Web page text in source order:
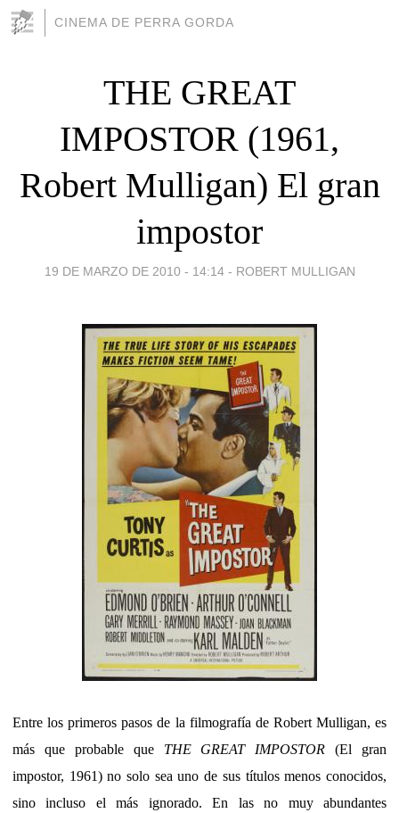
CINEMA DE PERRA GORDA
THE GREAT
IMPOSTOR (1961,
Robert Mulligan) El gran
impostor
19 DE MARZO DE 2010 - 14:14 - ROBERT MULLIGAN
Entre los primeros pasos de la filmografía de Robert Mulligan, es
más que probable que THE GREAT IMPOSTOR (El gran
impostor, 1961) no solo sea uno de sus títulos menos conocidos,
sino incluso el más ignorado. En las no muy abundantes